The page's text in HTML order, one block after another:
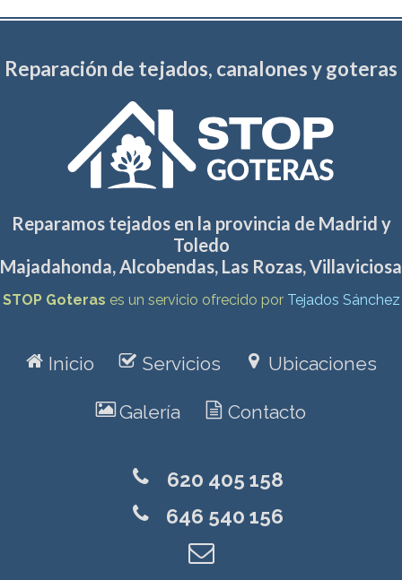
Reparación de tejados, canalones y goteras
Reparamos tejados en la provincia de Madrid y
Toledo
Majadahonda,Alcobendas, Las Rozas,Villaviciosa
STOP Goteras es un servicio ofrecido por Tejados Sánchez
r Inicio f Servicios v Ubicaciones
zGalería o Contacto
0 620 405 158
0 646 540 156
l